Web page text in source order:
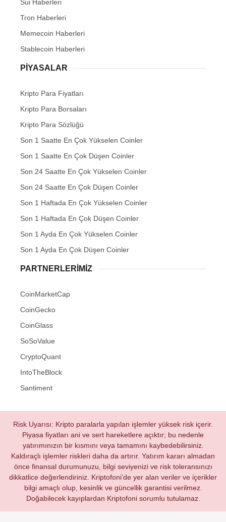
Sui Haberleri
Tron Haberleri
Memecoin Haberleri
Stablecoin Haberleri
PIYASALAR
Kripto Para Fiyatları
Kripto Para Borsaları
Kripto Para Sözlüğü
Son 1 Saatte En Çok Yükselen Coinler
Son 1 Saatte En Çok Düşen Coinler
Son 24 Saatte En Çok Yükselen Coinler
Son 24 Saatte En Çok Düşen Coinler
Son 1 Haftada En Çok Yükselen Coinler
Son 1 Haftada En Çok Düşen Coinler
Son 1 Ayda En Çok Yükselen Coinler
Son 1 Ayda En Çok Düşen Coinler
PARTNERLERIMIZ
CoinMarketCap
CoinGecko
CoinGlass
SoSoValue
CryptoQuant
IntoTheBlock
Santiment
Risk Uyarısı: Kripto paralarla yapılan işlemler yüksek risk içerir.
Piyasa fiyatları ani ve sert hareketlere açıktır; bu nedenle
yatırımınızın bir kısmını veya tamamını kaybedebilirsiniz.
Kaldıraçlı işlemler riskleri daha da artırır. Yatırım kararı almadan
önce finansal durumunuzu, bilgi seviyenizi ve risk toleransınızı
dikkatlice değerlendiriniz. Kriptofoni’de yer alan veriler ve içerikler
bilgi amaçlı olup, kesinlik ve güncellik garantisi verilmez.
Doğabilecek kayıplardan Kriptofoni sorumlu tutulamaz.